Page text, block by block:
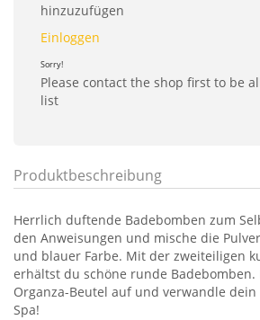
hinzuzufügen
Einloggen
Sorry!
Please contact the shop first to be
list
Produktbeschreibung
Herrlich duftende Badebomben zum
den Anweisungen und mische die
und blauer Farbe. Mit der zweiteiligen
erhältst du schöne runde Badebomben.
Organza-Beutel auf und verwandle
Spa!